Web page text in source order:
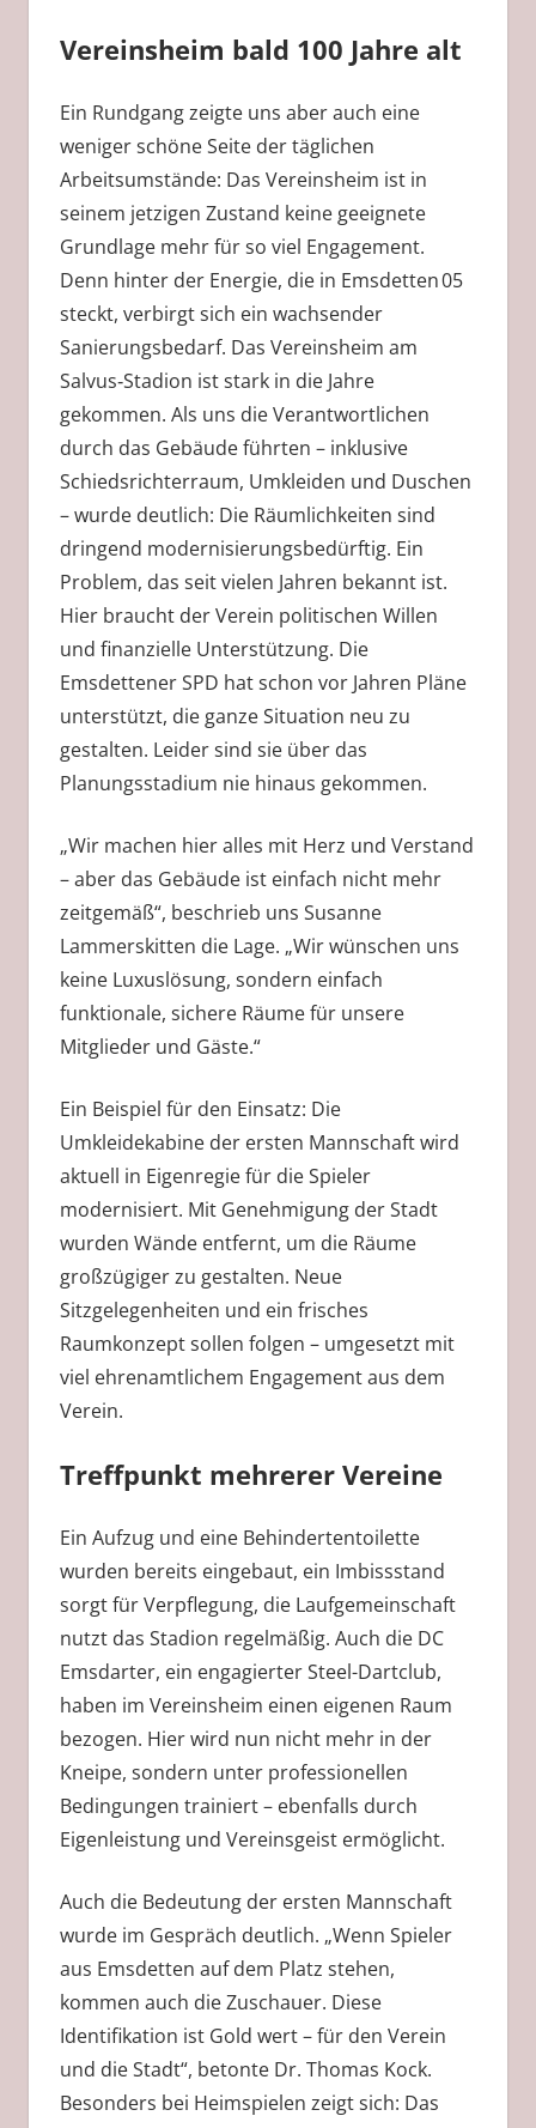
Vereinsheim bald 100 Jahre alt
Ein Rundgang zeigte uns aber auch eine
weniger schöne Seite der täglichen
Arbeitsumstände: Das Vereinsheim ist in
seinem jetzigen Zustand keine geeignete
Grundlage mehr für so viel Engagement.
Denn hinter der Energie, die in Emsdetten 05
steckt, verbirgt sich ein wachsender
Sanierungsbedarf. Das Vereinsheim am
Salvus‑Stadion ist stark in die Jahre
gekommen. Als uns die Verantwortlichen
durch das Gebäude führten – inklusive
Schiedsrichterraum, Umkleiden und Duschen
– wurde deutlich: Die Räumlichkeiten sind
dringend modernisierungsbedürftig. Ein
Problem, das seit vielen Jahren bekannt ist.
Hier braucht der Verein politischen Willen
und finanzielle Unterstützung. Die
Emsdettener SPD hat schon vor Jahren Pläne
unterstützt, die ganze Situation neu zu
gestalten. Leider sind sie über das
Planungsstadium nie hinaus gekommen.
„Wir machen hier alles mit Herz und Verstand
– aber das Gebäude ist einfach nicht mehr
zeitgemäß“, beschrieb uns Susanne
Lammerskitten die Lage. „Wir wünschen uns
keine Luxuslösung, sondern einfach
funktionale, sichere Räume für unsere
Mitglieder und Gäste.“
Ein Beispiel für den Einsatz: Die
Umkleidekabine der ersten Mannschaft wird
aktuell in Eigenregie für die Spieler
modernisiert. Mit Genehmigung der Stadt
wurden Wände entfernt, um die Räume
großzügiger zu gestalten. Neue
Sitzgelegenheiten und ein frisches
Raumkonzept sollen folgen – umgesetzt mit
viel ehrenamtlichem Engagement aus dem
Verein.
Treffpunkt mehrerer Vereine
Ein Aufzug und eine Behindertentoilette
wurden bereits eingebaut, ein Imbissstand
sorgt für Verpflegung, die Laufgemeinschaft
nutzt das Stadion regelmäßig. Auch die DC
Emsdarter, ein engagierter Steel-Dartclub,
haben im Vereinsheim einen eigenen Raum
bezogen. Hier wird nun nicht mehr in der
Kneipe, sondern unter professionellen
Bedingungen trainiert – ebenfalls durch
Eigenleistung und Vereinsgeist ermöglicht.
Auch die Bedeutung der ersten Mannschaft
wurde im Gespräch deutlich. „Wenn Spieler
aus Emsdetten auf dem Platz stehen,
kommen auch die Zuschauer. Diese
Identifikation ist Gold wert – für den Verein
und die Stadt“, betonte Dr. Thomas Kock.
Besonders bei Heimspielen zeigt sich: Das